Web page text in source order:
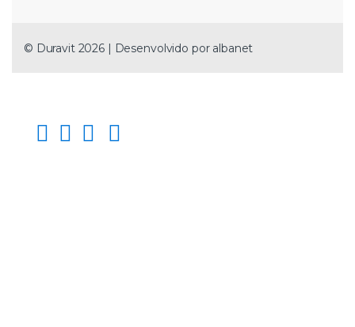
© Duravit 2026 | Desenvolvido por albanet